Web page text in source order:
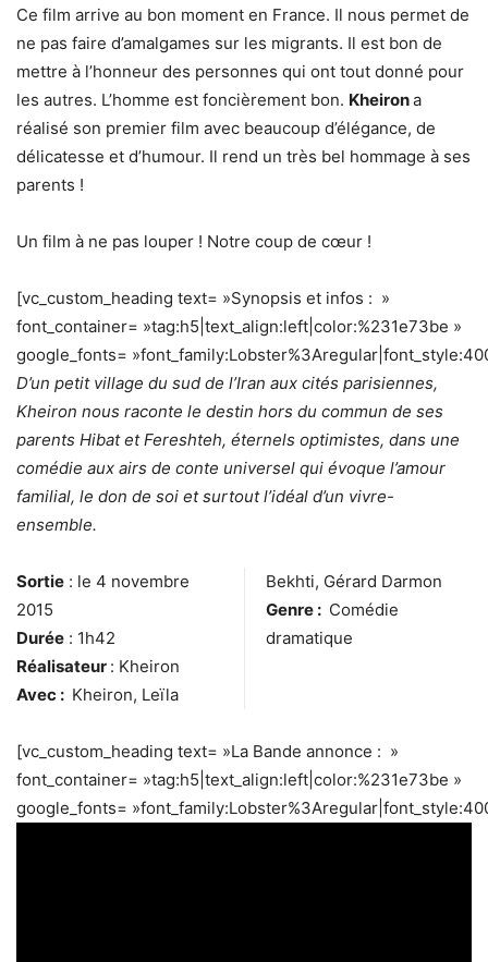
Ce film arrive au bon moment en France. Il nous permet de
ne pas faire d’amalgames sur les migrants. Il est bon de
mettre à l’honneur des personnes qui ont tout donné pour
les autres. L’homme est foncièrement bon. Kheirona
réalisé son premier film avec beaucoup d’élégance, de
délicatesse et d’humour. Il rend un très bel hommage à ses
parents !
Un film à ne pas louper ! Notre coup de cœur !
[vc_custom_heading text= »Synopsis et infos : »
font_container= »tag:h5|text_align:left|color:%231e73be »
google_fonts=
D’un petit village du sud de l’Iran aux cités parisiennes,
Kheiron nous raconte le destin hors du commun de ses
parents Hibat et Fereshteh, éternels optimistes, dans une
comédie aux airs de conte universel qui évoque l’amour
familial, le don de soi et surtout l’idéal d’un vivre-
ensemble.
Sortie : le 4 novembre
2015
Durée : 1h42
Réalisateur : Kheiron
Avec : Kheiron, Leïla
Bekhti, Gérard Darmon
Genre : Comédie
dramatique
[vc_custom_heading text= »La Bande annonce : »
font_container= »tag:h5|text_align:left|color:%231e73be »
google_fonts=